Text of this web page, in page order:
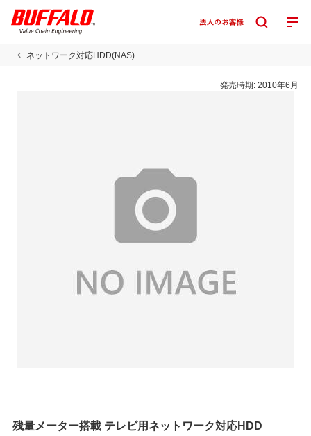
ネットワーク対応HDD(NAS)
発売時期:2010年6月
残量メーター搭載 テレビ用ネットワーク対応HDD